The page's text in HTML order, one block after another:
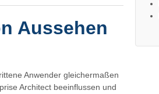
Aussehen
Anwender gleichermaßen
Architect beeinflussen und